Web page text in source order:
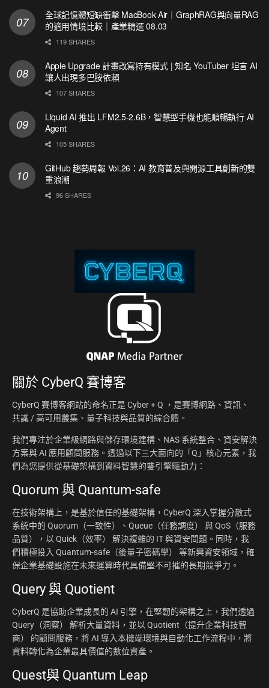
全球記憶體短缺衝擊 MacBook Air｜GraphRAG與向量RAG
的適用情境比較｜產業精選 08.03
119 SHARES
Apple Upgrade 計畫改寫持有模式 | 知名 YouTuber 坦言 AI
讓人出現多巴胺依賴
107 SHARES
Liquid AI 推出 LFM2.5-2.6B，智慧型手機也能順暢執行 AI
Agent
105 SHARES
GitHub 趨勢周報 Vol.26：AI 教育普及與開源工具創新的雙
重浪潮
96 SHARES
關於 CyberQ 賽博客
CyberQ 賽博客網站的命名正是 Cyber + Q ，是賽博網路、資訊、
共識 / 高可用叢集、量子科技與品質的綜合體。
我們專注於企業級網路與儲存環境建構、NAS 系統整合、資安解決
方案與 AI 應用顧問服務。透過以下三大面向的「Q」核心元素，我
們為您提供從基礎架構到資料智慧的雙引擎驅動力：
Quorum 與 Quantum-safe
在技術架構上，是基於信任的基礎架構，CyberQ 深入掌握分散式
系統中的 Quorum（一致性）、Queue（任務調度） 與 QoS（服務
品質），以 Quick（效率） 解決複雜的 IT 與資安問題。同時，我
們積極投入 Quantum-safe（後量子密碼學） 等新興資安領域，確
保企業基礎設施在未來運算時代具備堅不可摧的長期競爭力。
Query 與 Quotient
CyberQ 是協助企業成長的 AI 引擎，在堅韌的架構之上，我們透過
Query（洞察） 解析大量資料，並以 Quotient（提升企業科技智
商） 的顧問服務，將 AI 導入本機端環境與自動化工作流程中，將
資料轉化為企業最具價值的數位資產。
Quest與 Quantum Leap